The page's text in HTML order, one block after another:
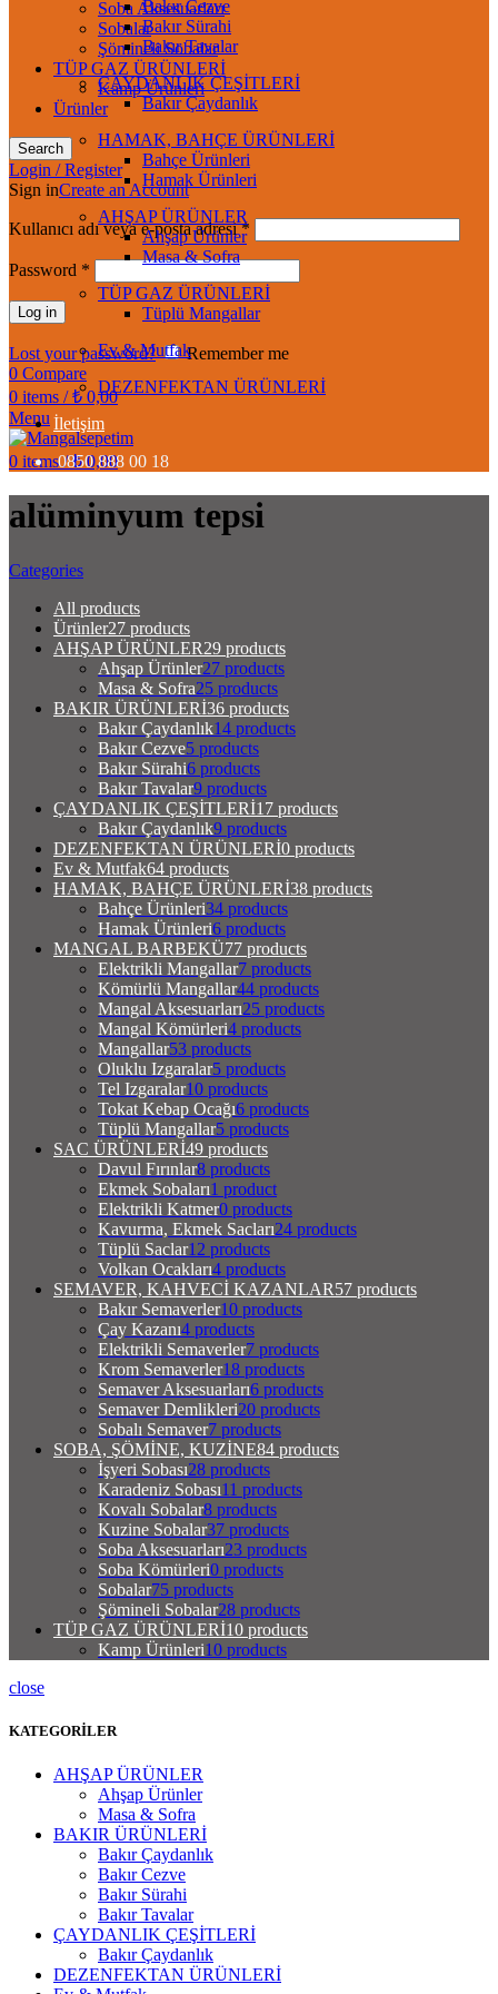
Soba Aksesuarları
Sobalar
Şömineli Sobalar
TÜP GAZ ÜRÜNLERİ
Kamp Ürünleri
Ürünler
Search
Login / Register
Sign inCreate an Account
Kullanıcı adı veya e-posta adresi*
Password *
Log in
Lost your password?
Remember me
0 Compare
0 items / ₺0,00
Menu
0 items / ₺0,00
Bakır Cezve
Bakır Sürahi
Bakır Tavalar
ÇAYDANLIK ÇEŞİTLERİ
Bakır Çaydanlık
HAMAK, BAHÇE ÜRÜNLERİ
Bahçe Ürünleri
Hamak Ürünleri
AHŞAP ÜRÜNLER
Ahşap Ürünler
Masa & Sofra
TÜP GAZ ÜRÜNLERİ
Tüplü Mangallar
Ev & Mutfak
DEZENFEKTAN ÜRÜNLERİ
İletişim
0850 888 00 18
alüminyum tepsi
Categories
All products
Ürünler27 products
AHŞAP ÜRÜNLER29 products
Ahşap Ürünler27 products
Masa & Sofra25 products
BAKIR ÜRÜNLERİ36 products
Bakır Çaydanlık14 products
Bakır Cezve5 products
Bakır Sürahi6 products
Bakır Tavalar9 products
ÇAYDANLIK ÇEŞİTLERİ17 products
Bakır Çaydanlık9 products
DEZENFEKTAN ÜRÜNLERİ0 products
Ev & Mutfak64 products
HAMAK, BAHÇE ÜRÜNLERİ38 products
Bahçe Ürünleri34 products
Hamak Ürünleri6 products
MANGAL BARBEKÜ77 products
Elektrikli Mangallar7 products
Kömürlü Mangallar44 products
Mangal Aksesuarları25 products
Mangal Kömürleri4 products
Mangallar53 products
Oluklu Izgaralar5 products
Tel Izgaralar10 products
Tokat Kebap Ocağı6 products
Tüplü Mangallar5 products
SAC ÜRÜNLERİ49 products
Davul Fırınlar8 products
Ekmek Sobaları1 product
Elektrikli Katmer0 products
Kavurma, Ekmek Sacları24 products
Tüplü Saclar12 products
Volkan Ocakları4 products
SEMAVER, KAHVECİ KAZANLAR57 products
Bakır Semaverler10 products
Çay Kazanı4 products
Elektrikli Semaverler7 products
Krom Semaverler18 products
Semaver Aksesuarları6 products
Semaver Demlikleri20 products
Sobalı Semaver7 products
SOBA, ŞÖMİNE, KUZİNE84 products
İşyeri Sobası28 products
Karadeniz Sobası11 products
Kovalı Sobalar8 products
Kuzine Sobalar37 products
Soba Aksesuarları23 products
Soba Kömürleri0 products
Sobalar75 products
Şömineli Sobalar28 products
TÜP GAZ ÜRÜNLERİ10 products
Kamp Ürünleri10 products
close
KATEGORİLER
AHŞAP ÜRÜNLER
Ahşap Ürünler
Masa & Sofra
BAKIR ÜRÜNLERİ
Bakır Çaydanlık
Bakır Cezve
Bakır Sürahi
Bakır Tavalar
ÇAYDANLIK ÇEŞİTLERİ
Bakır Çaydanlık
DEZENFEKTAN ÜRÜNLERİ